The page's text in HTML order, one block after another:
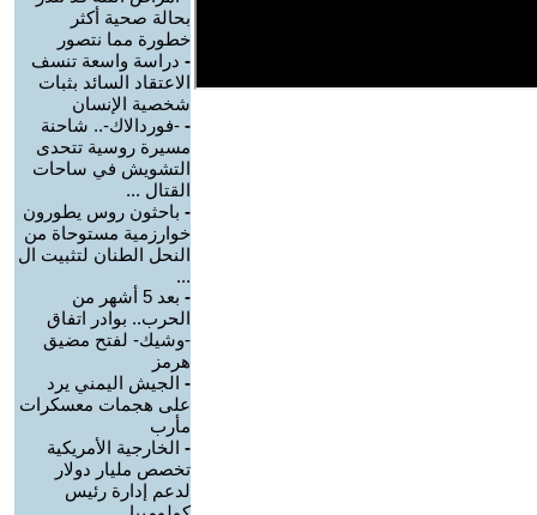
بحالة صحية أكثر
خطورة مما نتصور
- دراسة واسعة تنسف
الاعتقاد السائد بثبات
شخصية الإنسان
- -فوردالاك-.. شاحنة
مسيرة روسية تتحدى
التشويش في ساحات
القتال ...
- باحثون روس يطورون
خوارزمية مستوحاة من
النحل الطنان لتثبيت ال
...
-
بعد 5 أشهر من
الحرب.. بوادر اتفاق
-وشيك- لفتح مضيق
هرمز
- الجيش اليمني يرد
على هجمات معسكرات
مأرب
- الخارجية الأمريكية
تخصص مليار دولار
لدعم إدارة رئيس